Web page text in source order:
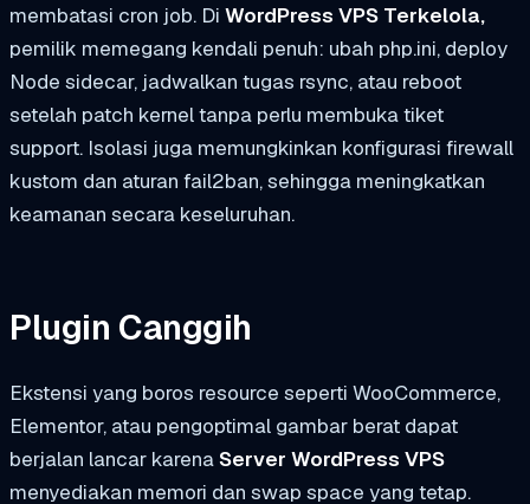
membatasi cron job. Di WordPress VPS Terkelola,
pemilik memegang kendali penuh: ubah php.ini, deploy
Node sidecar, jadwalkan tugas rsync, atau reboot
setelah patch kernel tanpa perlu membuka tiket
support. Isolasi juga memungkinkan konfigurasi firewall
kustom dan aturan fail2ban, sehingga meningkatkan
keamanan secara keseluruhan.
Plugin Canggih
Ekstensi yang boros resource seperti WooCommerce,
Elementor, atau pengoptimal gambar berat dapat
berjalan lancar karenaServer WordPress VPS
menyediakan memori dan swap space yang tetap.